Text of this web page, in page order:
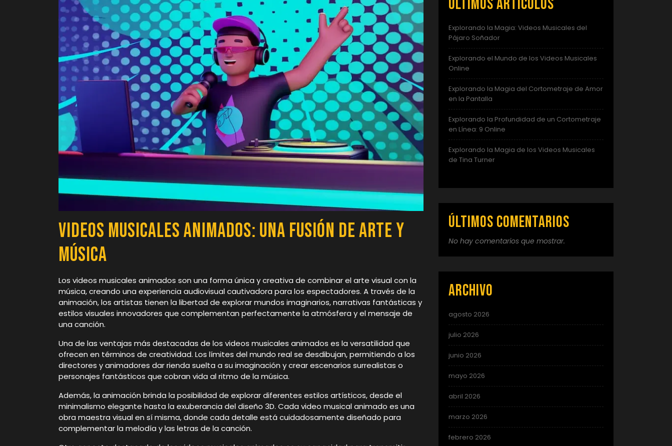
Videos Musicales Animados: Una Fusión de Arte y
Música
Los videos musicales animados son una forma única y creativa de combinar el arte visual con la
música, creando una experiencia audiovisual cautivadora para los espectadores. A través de la
animación, los artistas tienen la libertad de explorar mundos imaginarios, narrativas fantásticas y
estilos visuales innovadores que complementan perfectamente la atmósfera y el mensaje de
una canción.
Una de las ventajas más destacadas de los videos musicales animados es la versatilidad que
ofrecen en términos de creatividad. Los límites del mundo real se desdibujan, permitiendo a los
directores y animadores dar rienda suelta a su imaginación y crear escenarios surrealistas o
personajes fantásticos que cobran vida al ritmo de la música.
Además, la animación brinda la posibilidad de explorar diferentes estilos artísticos, desde el
minimalismo elegante hasta la exuberancia del diseño 3D. Cada video musical animado es una
obra maestra visual en sí misma, donde cada detalle está cuidadosamente diseñado para
complementar la melodía y las letras de la canción.
Últimos artículos
Explorando la Magia: Videos Musicales del
Pájaro Soñador
Explorando el Mundo de los Videos Musicales
Online
Explorando la Magia del Cortometraje de Amor
en la Pantalla
Explorando la Profundidad de un Cortometraje
en Línea: 9 Online
Explorando la Magia de los Videos Musicales
de Tina Turner
Últimos comentarios
No hay comentarios que mostrar.
Archivo
agosto 2026
julio 2026
junio 2026
mayo 2026
abril 2026
marzo 2026
febrero 2026